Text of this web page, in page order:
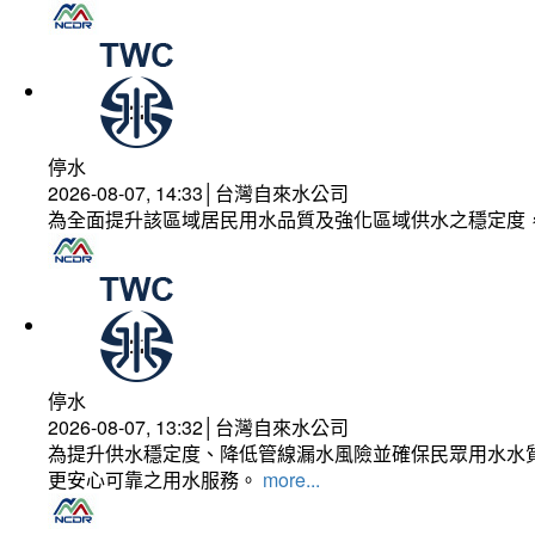
停水
2026-08-07, 14:33│台灣自來水公司
為全面提升該區域居民用水品質及強化區域供水之穩定
停水
2026-08-07, 13:32│台灣自來水公司
為提升供水穩定度、降低管線漏水風險並確保民眾用水
更安心可靠之用水服務。 more...